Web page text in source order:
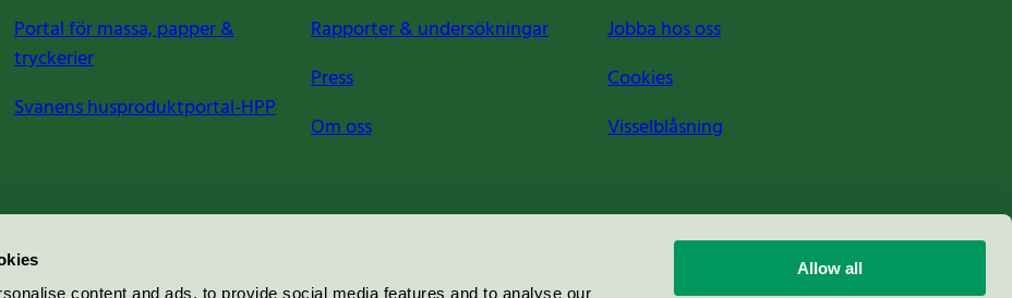
content and ads, to provide social media features and to analyse our
Allow all
Portal för massa, papper &
tryckerier
Svanens husproduktportal-HPP
Rapporter & undersökningar
Press
Om oss
Jobba hos oss
Cookies
Visselblåsning